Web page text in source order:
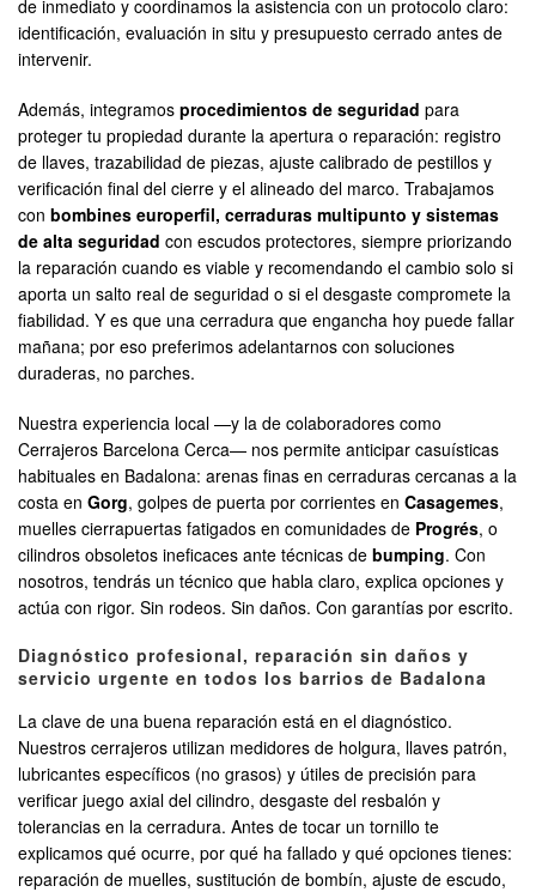
de inmediato y coordinamos la asistencia con un protocolo claro:
identificación, evaluación in situ y presupuesto cerrado antes de
intervenir.
Además, integramos procedimientos de seguridad para
proteger tu propiedad durante la apertura o reparación: registro
de llaves, trazabilidad de piezas, ajuste calibrado de pestillos y
verificación final del cierre y el alineado del marco. Trabajamos
con bombines europerfil, cerraduras multipunto y sistemas
de alta seguridad con escudos protectores, siempre priorizando
la reparación cuando es viable y recomendando el cambio solo si
aporta un salto real de seguridad o si el desgaste compromete la
fiabilidad. Y es que una cerradura que engancha hoy puede fallar
mañana; por eso preferimos adelantarnos con soluciones
duraderas, no parches.
Nuestra experiencia local —y la de colaboradores como
Cerrajeros Barcelona Cerca— nos permite anticipar casuísticas
habituales en Badalona: arenas finas en cerraduras cercanas a la
costa en Gorg, golpes de puerta por corrientes en Casagemes,
muelles cierrapuertas fatigados en comunidades de Progrés, o
cilindros obsoletos ineficaces ante técnicas de bumping. Con
nosotros, tendrás un técnico que habla claro, explica opciones y
actúa con rigor. Sin rodeos. Sin daños. Con garantías por escrito.
Diagnóstico profesional, reparación sin daños y
servicio urgente en todos los barrios de Badalona
La clave de una buena reparación está en el diagnóstico.
Nuestros cerrajeros utilizan medidores de holgura, llaves patrón,
lubricantes específicos (no grasos) y útiles de precisión para
verificar juego axial del cilindro, desgaste del resbalón y
tolerancias en la cerradura. Antes de tocar un tornillo te
explicamos qué ocurre, por qué ha fallado y qué opciones tienes:
reparación de muelles, sustitución de bombín, ajuste de escudo,